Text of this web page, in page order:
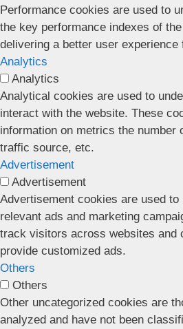
Performance cookies are used to
the key performance indexes of
delivering a better user
Analytics
Analytics
Analytical cookies are used to
interact with the website. These
information on metrics the number
traffic source, etc.
Advertisement
Advertisement
Advertisement cookies are used
relevant ads and marketing
track visitors across websites and
provide customized ads.
Others
Others
Other uncategorized cookies are
analyzed and have not been